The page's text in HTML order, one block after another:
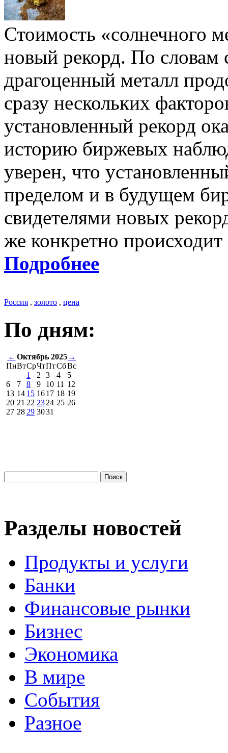
Стоимость «солнечного
новый рекорд. По словам
драгоценный металл
сразу нескольких
установленный рекорд
историю биржевых
уверен, что
пределом и в будущем
свидетелями новых
же конкретно происходит
Подробнее
Россия , золото , цена
По дням:
← Октябрь 2025 →
ПнВтСрЧтПтСбВс
1
2 3 4
5
6
7 8 9 10 11 12
13 14 15 1617 18 19
20 21 22 2324 25 26
27 28 29 3031
Разделы новостей
Продукты и услуги
Банки
Финансовые рынки
Бизнес
Экономика
В мире
События
Разное